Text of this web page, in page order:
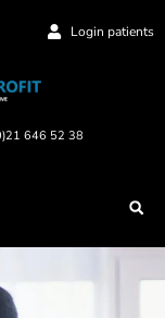
Login patients
646 52 38